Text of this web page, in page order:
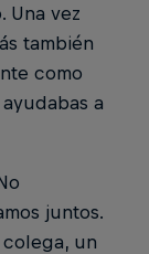
Una vez
también
como
a
juntos.
un